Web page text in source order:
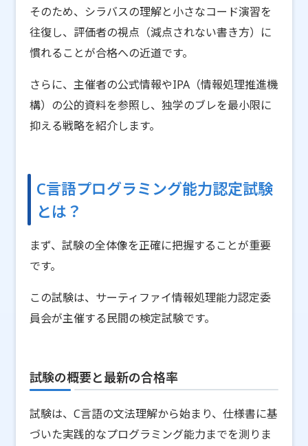
そのため、シラバスの理解と小さなコード演習を
往復し、評価者の視点（減点されない書き方）に
慣れることが合格への近道です。
さらに、主催者の公式情報やIPA（情報処理推進機
構）の公的資料を参照し、独学のブレを最小限に
抑える戦略を紹介します。
C言語プログラミング能力認定試験
とは？
まず、試験の全体像を正確に把握することが重要
です。
この試験は、サーティファイ情報処理能力認定委
員会が主催する民間の検定試験です。
試験の概要と最新の合格率
試験は、C言語の文法理解から始まり、仕様書に基
づいた実践的なプログラミング能力までを測りま